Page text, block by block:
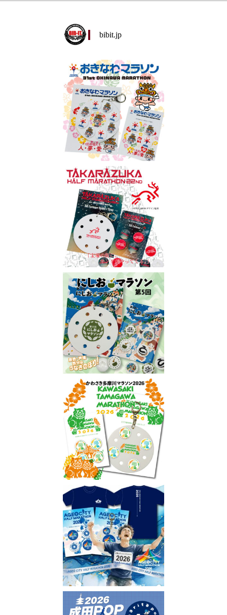
bibit.jp